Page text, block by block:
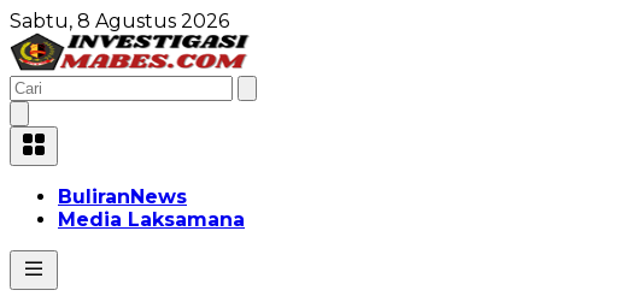
Sabtu, 8 Agustus 2026
BuliranNews
Media Laksamana